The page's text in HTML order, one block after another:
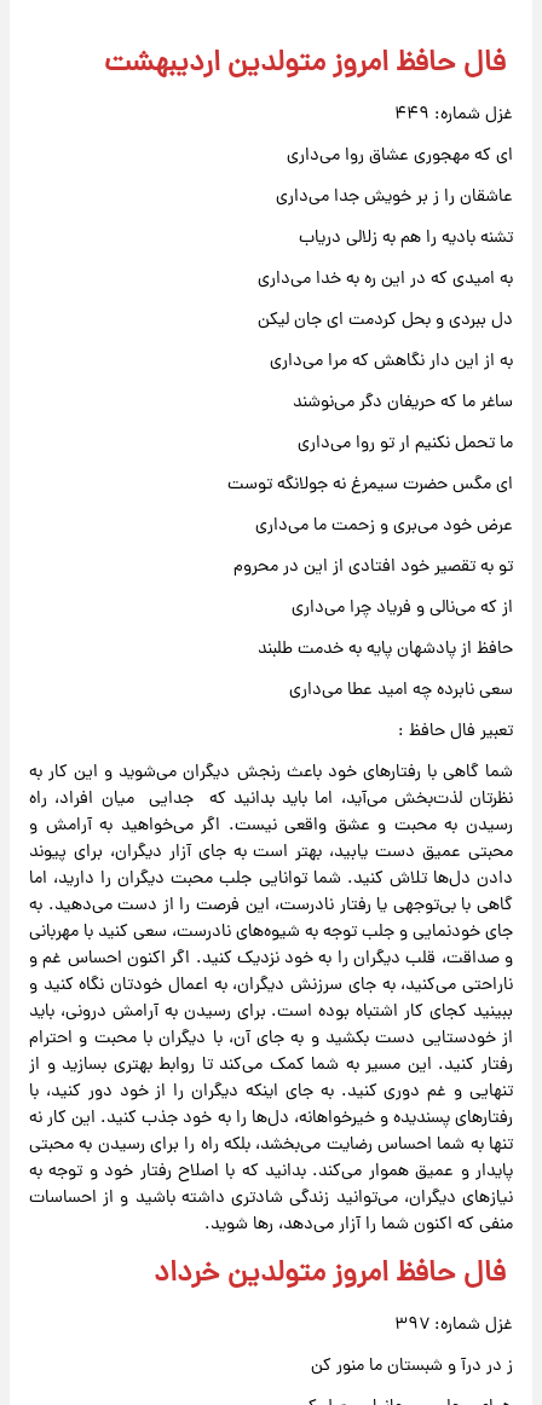
فال حافظ امروز متولدین اردیبهشت
غزل شماره: ۴۴۹
ای که مهجوری عشاق روا می‌داری
عاشقان را ز بر خویش جدا می‌داری
تشنه بادیه را هم به زلالی دریاب
به امیدی که در این ره به خدا می‌داری
دل ببردی و بحل کردمت ای جان لیکن
به از این دار نگاهش که مرا می‌داری
ساغر ما که حریفان دگر می‌نوشند
ما تحمل نکنیم ار تو روا می‌داری
ای مگس حضرت سیمرغ نه جولانگه توست
عرض خود می‌بری و زحمت ما می‌داری
تو به تقصیر خود افتادی از این در محروم
از که می‌نالی و فریاد چرا می‌داری
حافظ از پادشهان پایه به خدمت طلبند
سعی نابرده چه امید عطا می‌داری
تعبیر فال حافظ :
شما گاهی با رفتارهای خود باعث رنجش دیگران می‌شوید و این کار به
نظرتان لذت‌بخش می‌آید، اما باید بدانید که جدایی میان افراد، راه
رسیدن به محبت و عشق واقعی نیست. اگر می‌خواهید به آرامش و
محبتی عمیق دست یابید، بهتر است به جای آزار دیگران، برای پیوند
دادن دل‌ها تلاش کنید. شما توانایی جلب محبت دیگران را دارید، اما
گاهی با بی‌توجهی یا رفتار نادرست، این فرصت را از دست می‌دهید. به
جای خودنمایی و جلب توجه به شیوه‌های نادرست، سعی کنید با مهربانی
و صداقت، قلب دیگران را به خود نزدیک کنید. اگر اکنون احساس غم و
ناراحتی می‌کنید، به جای سرزنش دیگران، به اعمال خودتان نگاه کنید و
ببینید کجای کار اشتباه بوده است. برای رسیدن به آرامش درونی، باید
از خودستایی دست بکشید و به جای آن، با دیگران با محبت و احترام
رفتار کنید. این مسیر به شما کمک می‌کند تا روابط بهتری بسازید و از
تنهایی و غم دوری کنید. به جای اینکه دیگران را از خود دور کنید، با
رفتارهای پسندیده و خیرخواهانه، دل‌ها را به خود جذب کنید. این کار نه
تنها به شما احساس رضایت می‌بخشد، بلکه راه را برای رسیدن به محبتی
پایدار و عمیق هموار می‌کند. بدانید که با اصلاح رفتار خود و توجه به
نیازهای دیگران، می‌توانید زندگی شادتری داشته باشید و از احساسات
منفی که اکنون شما را آزار می‌دهد، رها شوید.
فال حافظ امروز متولدین خرداد
غزل شماره: ۳۹۷
ز در درآ و شبستان ما منور کن